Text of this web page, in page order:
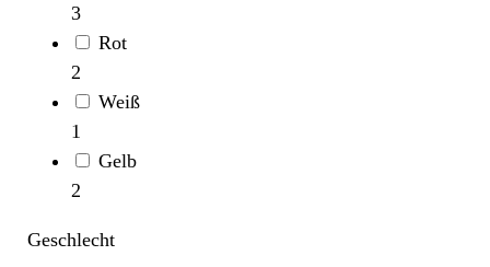
3
Rot
2
Weiß
1
Gelb
2
Geschlecht